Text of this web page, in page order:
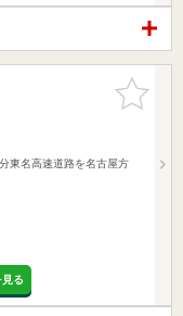
お気に入
りに追加
東名高速道路を名古屋方
る